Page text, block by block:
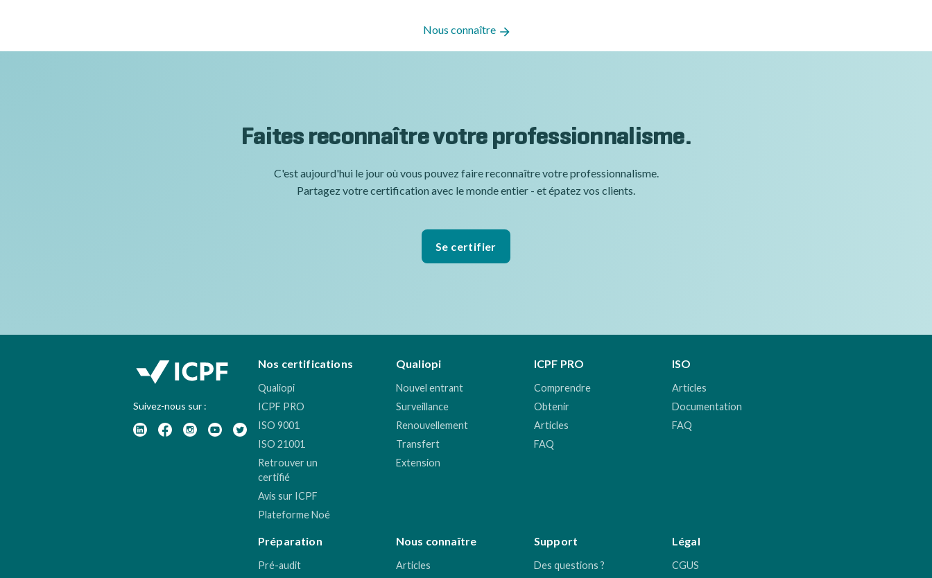
Nous connaître
Faites reconnaître votre professionnalisme.
C'est aujourd'hui le jour où vous pouvez faire reconnaître votre professionnalisme.
Partagez votre certification avec le monde entier - et épatez vos clients.
Se certifier
Suivez-nous sur :
Nos certifications
Qualiopi
ICPF PRO
ISO 9001
ISO 21001
Retrouver un
certifié
Avis sur ICPF
Plateforme Noé
Qualiopi
Nouvel entrant
Surveillance
Renouvellement
Transfert
Extension
ICPF PRO
Comprendre
Obtenir
Articles
FAQ
ISO
Articles
Documentation
FAQ
Préparation
Pré-audit
Nous connaître
Articles
Support
Des questions ?
Légal
CGUS